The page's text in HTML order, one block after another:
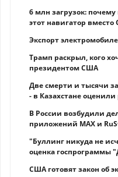
6 млн загрузок:
этот навигатор вместо
Экспорт
Трамп раскрыл, кого
президентом США
Две смерти и тысячи
- в Казахстане
В России возбудили
приложений MAX и
"Буллинг никуда не
оценка госпрограммы
США готовят закон об